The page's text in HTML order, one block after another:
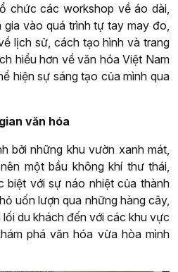
chức các workshop về áo dài,
vào quá trình tự tay may đo,
lịch sử, cách tạo hình và trang
hiểu hơn về văn hóa Việt Nam
hiện sự sáng tạo của mình qua
văn hóa
bởi những khu vườn xanh mát,
một bầu không khí thư thái,
biệt với sự náo nhiệt của thành
uốn lượn qua những hàng cây,
du khách đến với các khu vực
phá văn hóa vừa hòa mình